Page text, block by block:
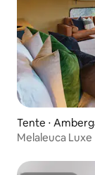
Tente ⋅
Melaleuca Luxe